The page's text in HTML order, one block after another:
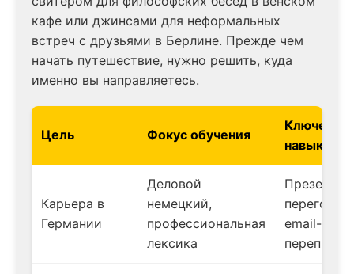
кафе или джинсами для неформальных
встреч с друзьями в Берлине. Прежде чем
начать путешествие, нужно решить, куда
именно вы направляетесь.
Цель Фокус обучения
Ключевые
навыки
Карьера в
Германии
Деловой
немецкий,
профессиональная
лексика
email-
переписка